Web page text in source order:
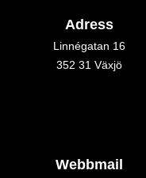
Adress
Linnégatan 16
352 31 Växjö
Webbmail